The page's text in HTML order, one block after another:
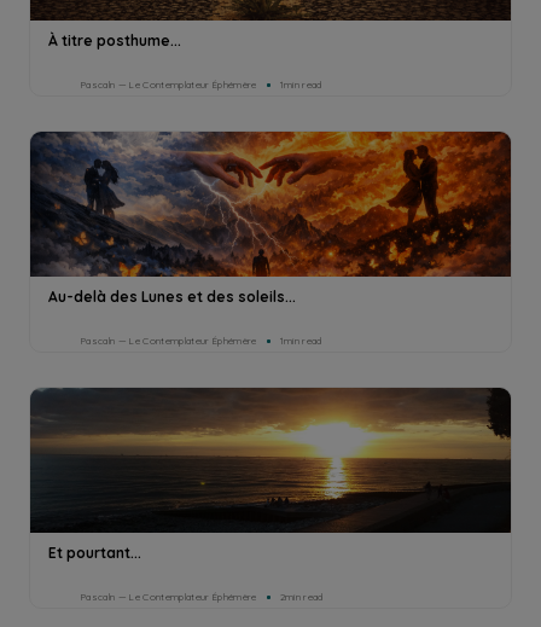
À titre posthume...
Pascaln — Le Contemplateur Éphémère 1min read
Au-delà des Lunes et des soleils...
Pascaln — Le Contemplateur Éphémère 1min read
Et pourtant...
Pascaln — Le Contemplateur Éphémère 2min read